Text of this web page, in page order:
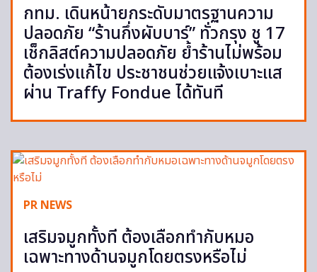
กทม. เดินหน้ายกระดับมาตรฐานความ
ปลอดภัย “ร้านกึ่งผับบาร์” ทั่วกรุง ชู 17
เช็กลิสต์ความปลอดภัย ย้ำร้านไม่พร้อม
ต้องเร่งแก้ไข ประชาชนช่วยแจ้งเบาะแส
ผ่าน Traffy Fondue ได้ทันที
PR NEWS
เสริมจมูกทั้งที ต้องเลือกทำกับหมอ
เฉพาะทางด้านจมูกโดยตรงหรือไม่